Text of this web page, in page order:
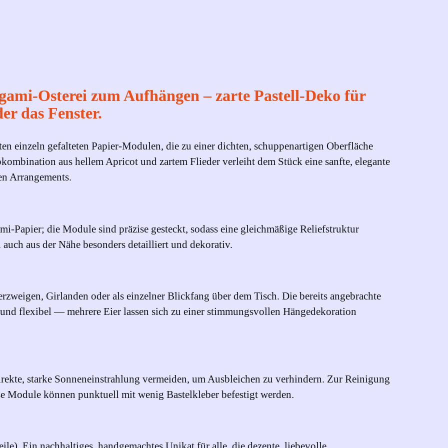
r
d
n
S
t
u
c
u
ä
n
n
zum Aufhängen – zarte Pastell‑Deko für
das Fenster.
einzeln gefalteten Papier‑Modulen, die zu einer dichten, schuppenartigen Oberfläche
aus hellem Apricot und zartem Flieder verleiht dem Stück eine sanfte, elegante
Arrangements.
die Module sind präzise gesteckt, sodass eine gleichmäßige Reliefstruktur
aus der Nähe besonders detailliert und dekorativ.
Girlanden oder als einzelner Blickfang über dem Tisch. Die bereits angebrachte
flexibel — mehrere Eier lassen sich zu einer stimmungsvollen Hängedekoration
starke Sonneneinstrahlung vermeiden, um Ausbleichen zu verhindern. Zur Reinigung
Module können punktuell mit wenig Bastelkleber befestigt werden.